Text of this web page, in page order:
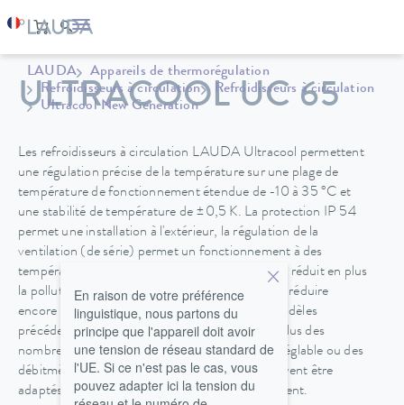
LAUDA
Appareils de thermorégulation
Refroidisseurs à circulation
Refroidisseurs à circulation
Ultracool New Generation
ULTRACOOL UC 65
Les refroidisseurs à circulation LAUDA Ultracool permettent
une régulation précise de la température sur une plage de
température de fonctionnement étendue de -10 à 35 °C et
une stabilité de température de ±0,5 K. La protection IP 54
permet une installation à l'extérieur, la régulation de la
ventilation (de série) permet un fonctionnement à des
températures ambiantes allant jusqu'à -20 °C et réduit en plus
la pollution sonore. LAUDA a été en mesure de réduire
encore plus l'encombrement par rapport aux modèles
précédents. Grace à l’interface Ethernet et en plus des
nombreuses options tels des pompes à vitesse réglable ou des
débitmètres, les refroidisseurs à circulation peuvent être
adaptés à toutes les exigences spécifiques du client.
En raison de votre préférence
linguistique, nous partons du
principe que l'appareil doit avoir
une tension de réseau standard de
l'UE. Si ce n'est pas le cas, vous
pouvez adapter ici la tension du